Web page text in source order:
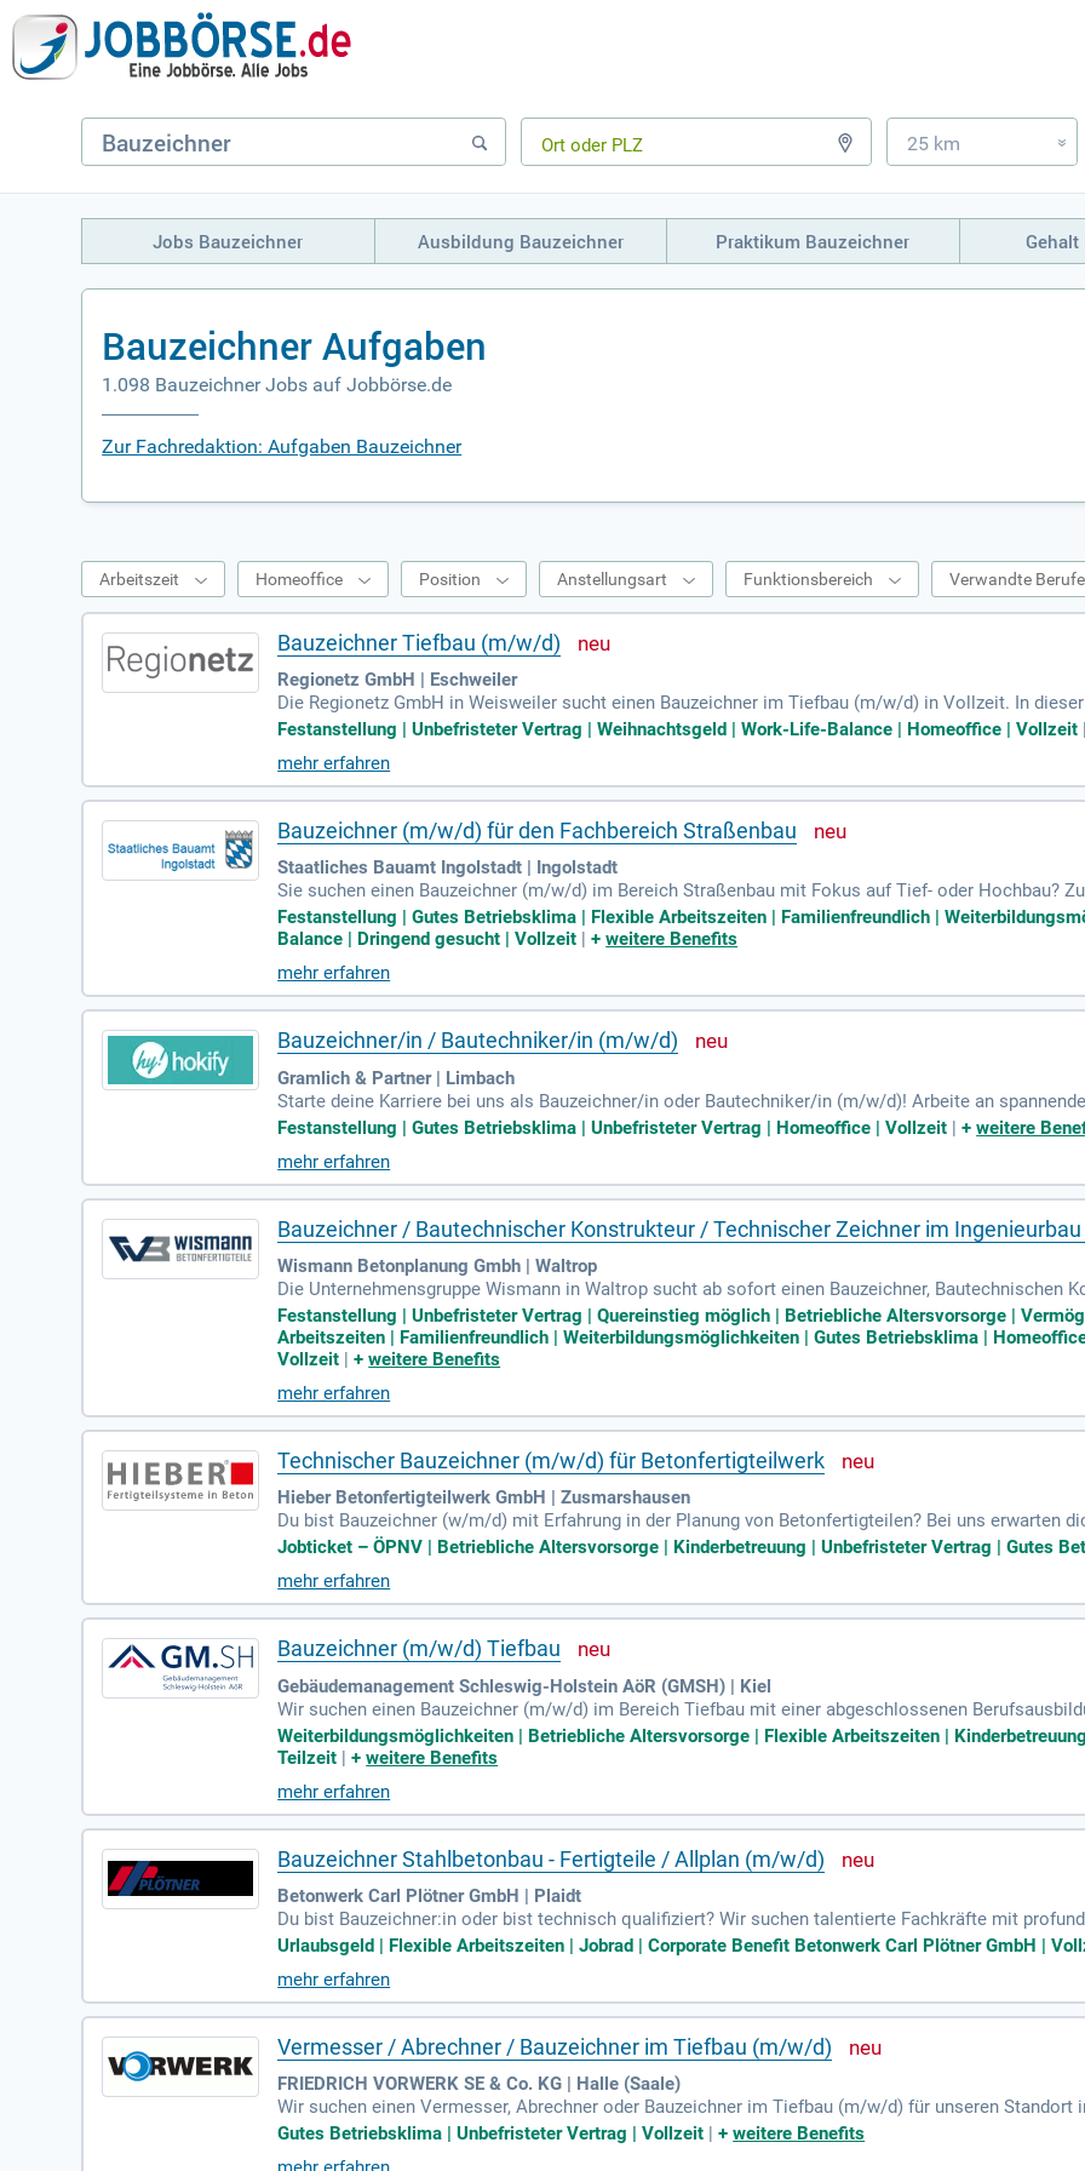
25 km »
Jobs Bauzeichner Ausbildung Bauzeichner Praktikum Bauzeichner Gehalt
Bauzeichner Aufgaben
1.098 Bauzeichner Jobs auf Jobbörse.de
Zur Fachredaktion: Aufgaben Bauzeichner
Arbeitszeit Homeoffice Position Anstellungsart Funktionsbereich Verwandte Berufe
Bauzeichner Tiefbau (m/w/d)
Regionetz GmbH | Eschweiler
Die Regionetz GmbH in Weisweiler sucht einen Bauzeichner im Tiefbau (m/w/d) in Vollzeit. In
he Zeichnungen und Pläne für Straßen-, Kanal- und Leitungsbauprojekte. Zudem unterstützen Sie
mittlungen durch und aktualisieren Projektunterlagen. Sie bringen eine abgeschlossene Ausbildung
nd idealerweise eine Weiterbildung als Techniker oder Meister mit. Sie sollten sicher im Umgang
l 3D sein. Gute Kenntnisse im Straßen- und Kanalbau sind von Vorteil. Bewerben Sie sich jetzt!
Festanstellung | Unbefristeter Vertrag | Weihnachtsgeld | Work-Life-Balance | Homeoffice | Vollzeit
mehr erfahren
Bauzeichner (m/w/d) für den Fachbereich Straßenbau
Staatliches Bauamt Ingolstadt | Ingolstadt
Sie suchen einen Bauzeichner (m/w/d) im Bereich Straßenbau mit Fokus auf Tief- oder Hochbau?
von Plänen für Umleitungen und Verkehrssicherungen sowie die Erstellung verkehrsrechtlicher
ellungnahmen zur Bauleitplanung und betreuen freiberufliche Ingenieurbüros. Ihre Verantwortung
tnisse in Corel Draw und MS Office runden Ihr Profil ab. Bewerben Sie sich jetzt!
Festanstellung | Gutes Betriebsklima | Flexible Arbeitszeiten | Familienfreundlich |
Balance | Dringend gesucht | Vollzeit |+weitere Benefits
mehr erfahren
Bauzeichner/in / Bautechniker/in (m/w/d)
Gramlich & Partner | Limbach
Starte deine Karriere bei uns als Bauzeichner/in oder Bautechniker/in (m/w/d)! Arbeite an
Wir bieten unbefristete Festanstellungen und moderne Arbeitsplätze. Bewirb dich jetzt!
Festanstellung | Gutes Betriebsklima | Unbefristeter Vertrag | Homeoffice | Vollzeit |+weitere
mehr erfahren
Bauzeichner / Bautechnischer Konstrukteur / Technischer Zeichner im
Wismann Betonplanung Gmbh | Waltrop
Die Unternehmensgruppe Wismann in Waltrop sucht ab sofort einen Bauzeichner, Bautechnischen
W/D). Als erfahrenes, familiäres Unternehmen mit 14.000 m² Werkshallen bieten wir individuelle
ten Produkte umfassen Treppen, Wendeltreppen sowie Aufzugs- und Schachtelemente. Wir legen
issen unserer Kunden gerecht zu werden. Verstärken Sie unser Team und arbeiten Sie an
Festanstellung | Unbefristeter Vertrag | Quereinstieg möglich | Betriebliche Altersvorsorge |
Arbeitszeiten | Familienfreundlich | Weiterbildungsmöglichkeiten | Gutes Betriebsklima |
Vollzeit |+weitere Benefits
mehr erfahren
Technischer Bauzeichner (m/w/d) für Betonfertigteilwerk
Hieber Betonfertigteilwerk GmbH | Zusmarshausen
Du bist Bauzeichner (w/m/d) mit Erfahrung in der Planung von Betonfertigteilen? Bei uns erwarten
ntnisse in CAD-Software wie STRAKON gefragt sind. Wir schätzen deine selbstständige,
sgerechten Vergütung, zahlreichen Benefits wie einem Jobticket und Gesundheitsangeboten.
ns!
Jobticket – ÖPNV | Betriebliche Altersvorsorge | Kinderbetreuung | Unbefristeter Vertrag | Gutes
mehr erfahren
Bauzeichner (m/w/d) Tiefbau
Gebäudemanagement Schleswig-Holstein AöR (GMSH) | Kiel
Wir suchen einen Bauzeichner (m/w/d) im Bereich Tiefbau mit einer abgeschlossenen
vil 3D und technisches Verständnis sind unerlässlich. Sie sollten über eine selbstständige
und sich schnell in neue Aufgaben einarbeiten können. Teamfähigkeit, Kommunikationsstärke und
delle, sowohl in Vollzeit als auch Teilzeit, ermöglichen Ihnen eine optimale Work-Life-Balance.
Weiterbildungsmöglichkeiten | Betriebliche Altersvorsorge | Flexible Arbeitszeiten |
Teilzeit |+weitere Benefits
mehr erfahren
Bauzeichner Stahlbetonbau - Fertigteile / Allplan (m/w/d)
Betonwerk Carl Plötner GmbH | Plaidt
Du bist Bauzeichner:in oder bist technisch qualifiziert? Wir suchen talentierte Fachkräfte mit
m Umgang mit CAD-Software, vorzugsweise Allplan. Deine Erfahrung in der Planung von
Vorteil. Wir schätzen eine strukturierte, lösungsorientierte Arbeitsweise und deine
eßende Deutschkenntnisse (mindestens C1) sind für die Teamarbeit und Abstimmung unerlässlich.
ng nach der Probezeit sowie flexible Arbeitszeiten für eine ausgewogene Work-Life-Balance.
Urlaubsgeld | Flexible Arbeitszeiten | Jobrad | Corporate Benefit Betonwerk Carl Plötner GmbH |
mehr erfahren
Vermesser / Abrechner / Bauzeichner im Tiefbau (m/w/d)
FRIEDRICH VORWERK SE & Co. KG | Halle (Saale)
Wir suchen einen Vermesser, Abrechner oder Bauzeichner im Tiefbau (m/w/d) für unseren
n Vollzeit zu besetzen, mit Fokus auf Aufmaß-Erstellung und Abrechnung von Baumaßnahmen.
Gutes Betriebsklima | Unbefristeter Vertrag | Vollzeit |+weitere Benefits